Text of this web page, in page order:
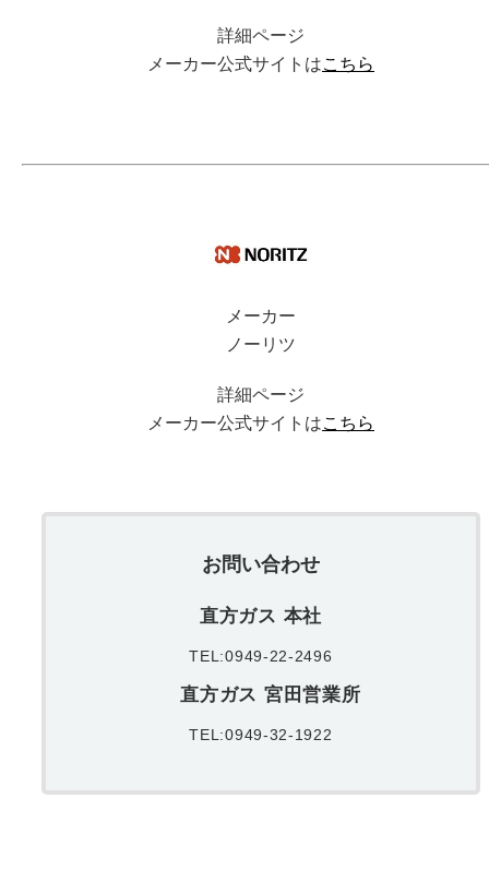
詳細ページ
メーカー公式サイトはこちら
メーカー
ノーリツ
詳細ページ
メーカー公式サイトはこちら
お問い合わせ
直方ガス 本社
TEL:0949-22-2496
直方ガス 宮田営業所
TEL:0949-32-1922